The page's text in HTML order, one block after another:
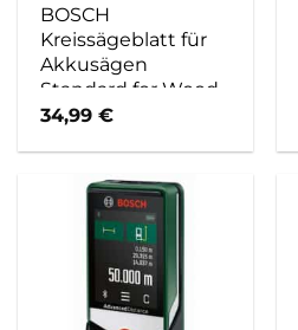
BOSCH
Kreissägeblatt für
Akkusägen
Standard for Wood,
165 x 1,5/1 x 20,
34,99€